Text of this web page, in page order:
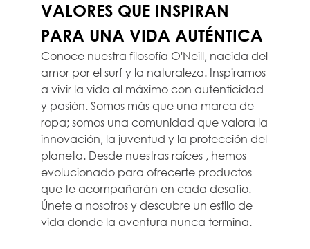
VALORES QUE INSPIRAN
PARA UNA VIDA AUTÉNTICA
Conoce nuestra filosofía O'Neill, nacida del
amor por el surf y la naturaleza. Inspiramos
a vivir la vida al máximo con autenticidad
y pasión. Somos más que una marca de
ropa; somos una comunidad que valora la
innovación, la juventud y la protección del
planeta. Desde nuestras raíces , hemos
evolucionado para ofrecerte productos
que te acompañarán en cada desafío.
Únete a nosotros y descubre un estilo de
vida donde la aventura nunca termina.